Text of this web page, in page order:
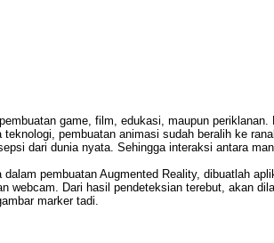
game, film, edukasi, maupun
pembuatan animasi sudah beralih ke
dari dunia nyata. Sehingga interaksi antara
pembuatan Augmented Reality, dibuatlah
webcam. Dari hasil pendeteksian terebut, akan
marker tadi.